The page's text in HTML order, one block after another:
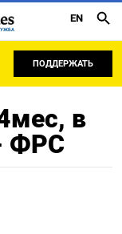
EN
ПОДДЕРЖАТЬ
в
ФРС